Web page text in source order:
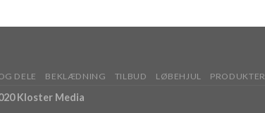
DELE BEKLÆDNING TILBUD LØBEHJUL PRODUKTER
Kloster Media